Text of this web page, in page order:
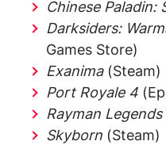
Chinese Paladin:
Darksiders:
Games Store)
Exanima (Steam)
Port Royale 4
Rayman Legends
Skyborn (Steam)